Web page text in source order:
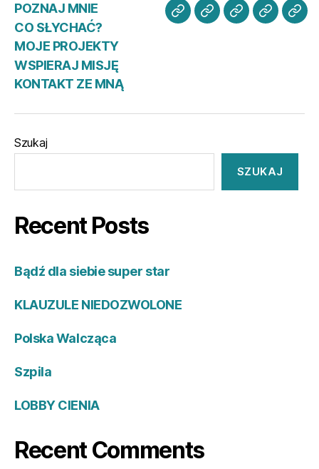
POZNAJ MNIE
CO SŁYCHAĆ?
MOJE PROJEKTY
WSPIERAJ MISJĘ
KONTAKT ZE MNĄ
POZNAJ
CO
MOJE
Szukaj
SZUKAJ
Recent Posts
Bądź dla siebie super star
KLAUZULE NIEDOZWOLONE
Polska Walcząca
Szpila
LOBBY CIENIA
Recent Comments